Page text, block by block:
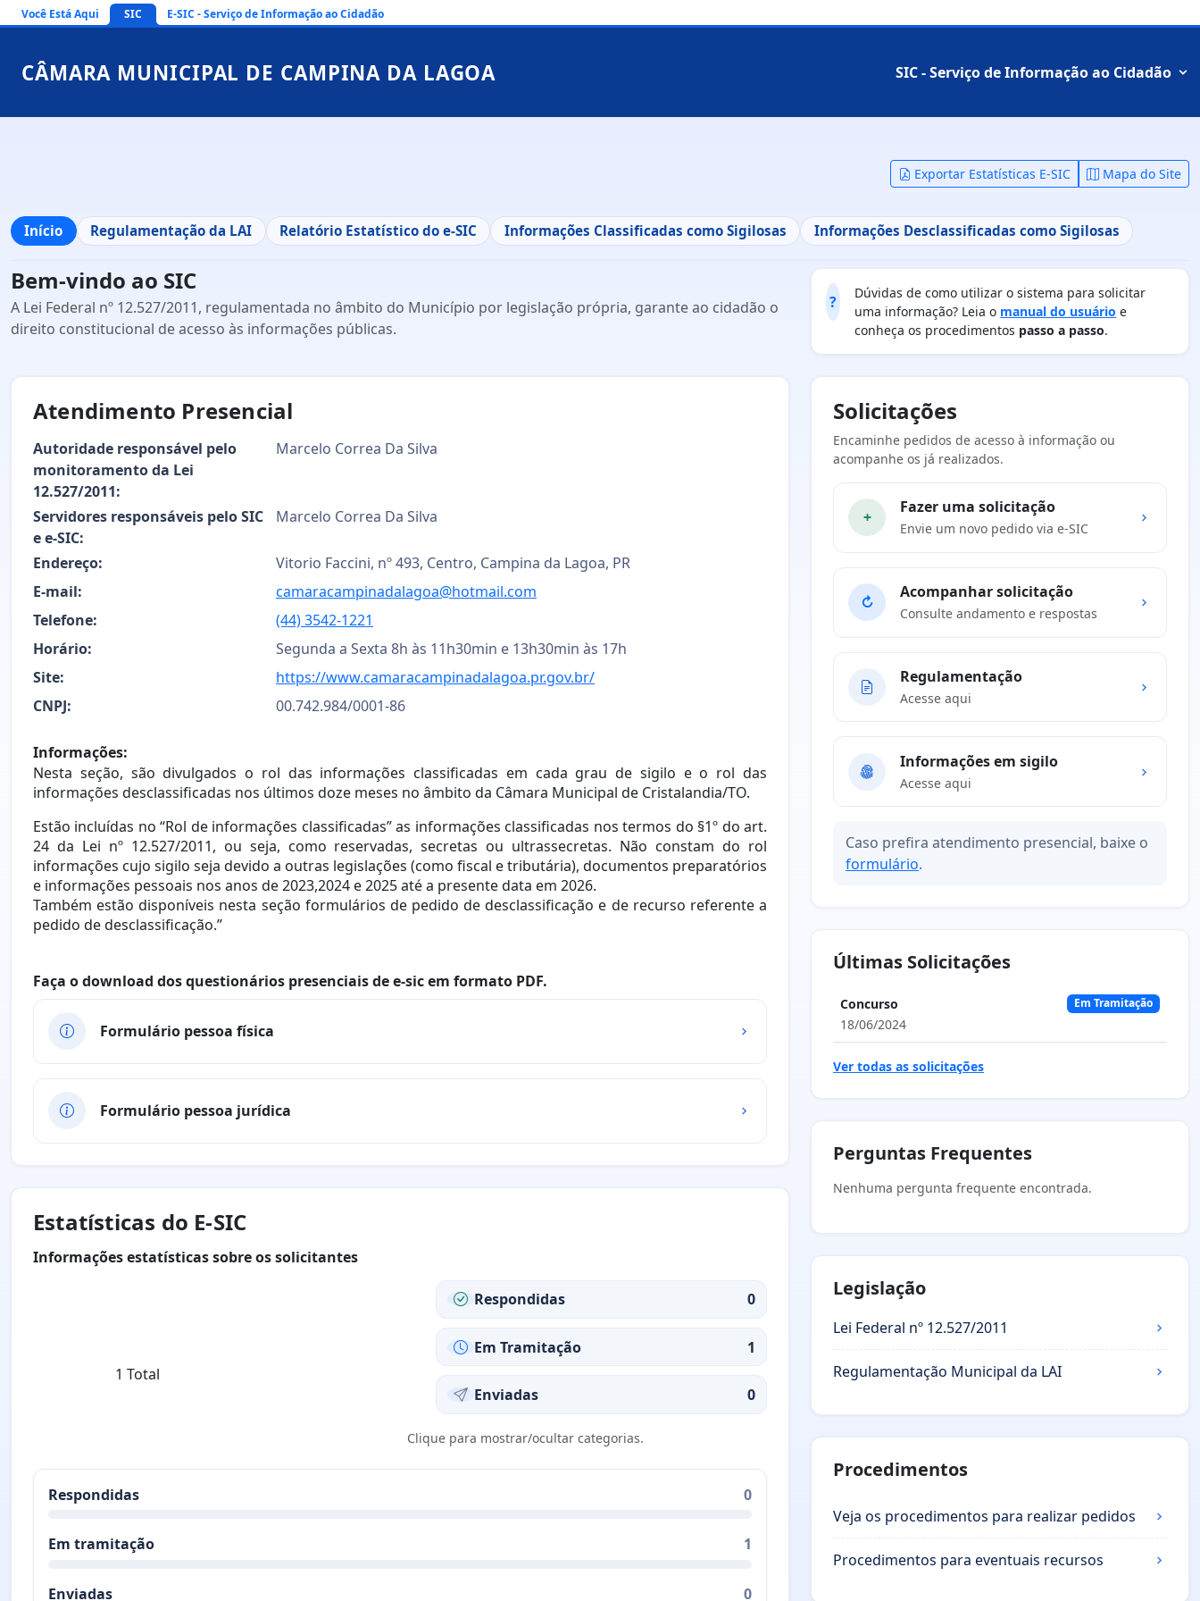
Você Está Aqui SIC E-SIC - Serviço de Informação ao Cidadão
CÂMARA MUNICIPAL DE CAMPINA DA LAGOA SIC - Serviço de Informação ao Cidadão
Exportar Estatísticas E-SIC Mapa do Site
Início Regulamentação da LAI Relatório Estatístico do e-SIC Informações Classificadas como Sigilosas Informações Desclassificadas como Sigilosas
Bem-vindo ao SIC
A Lei Federal nº 12.527/2011, regulamentada no âmbito do Município por legislação própria, garante ao cidadão o
direito constitucional de acesso às informações públicas.
?
Dúvidas de como utilizar o sistema para solicitar
uma informação? Leia o manual do usuário e
conheça os procedimentos passo a passo.
Atendimento Presencial
Autoridade responsável pelo
monitoramento da Lei
12.527/2011:
Marcelo Correa Da Silva
Servidores responsáveis pelo SIC
e e-SIC:
Marcelo Correa Da Silva
Endereço:
Vitorio Faccini, nº 493, Centro, Campina da Lagoa, PR
E-mail:
camaracampinadalagoa@hotmail.com
Telefone:
(44) 3542-1221
Horário:
Segunda a Sexta 8h às 11h30min e 13h30min às 17h
Site:
https://www.camaracampinadalagoa.pr.gov.br/
CNPJ:
00.742.984/0001-86
Informações:
Nesta seção, são divulgados o rol das informações classificadas em cada grau de sigilo e o rol das
informações desclassificadas nos últimos doze meses no âmbito da Câmara Municipal de Cristalandia/TO.
Estão incluídas no “Rol de informações classificadas” as informações classificadas nos termos do §1º do art.
24 da Lei nº 12.527/2011, ou seja, como reservadas, secretas ou ultrassecretas. Não constam do rol
informações cujo sigilo seja devido a outras legislações (como fiscal e tributária), documentos preparatórios
e informações pessoais nos anos de 2023,2024 e 2025 até a presente data em 2026.
Também estão disponíveis nesta seção formulários de pedido de desclassificação e de recurso referente a
pedido de desclassificação.”
Faça o download dos questionários presenciais de e-sic em formato PDF.
Formulário pessoa física
Formulário pessoa jurídica
Estatísticas do E-SIC
Informações estatísticas sobre os solicitantes
1 Total
Respondidas 0
Em Tramitação 1
Enviadas 0
Clique para mostrar/ocultar categorias.
Respondidas 0
Em tramitação 1
Enviadas 0
Solicitações
Encaminhe pedidos de acesso à informação ou
acompanhe os já realizados.
+
Fazer uma solicitação
Envie um novo pedido via e-SIC
↻
Acompanhar solicitação
Consulte andamento e respostas
Regulamentação
Acesse aqui
Informações em sigilo
Acesse aqui
Caso prefira atendimento presencial, baixe o
formulário.
Últimas Solicitações
Concurso
18/06/2024
Em Tramitação
Ver todas as solicitações
Perguntas Frequentes
Nenhuma pergunta frequente encontrada.
Legislação
Lei Federal nº 12.527/2011
Regulamentação Municipal da LAI
Procedimentos
Veja os procedimentos para realizar pedidos
Procedimentos para eventuais recursos